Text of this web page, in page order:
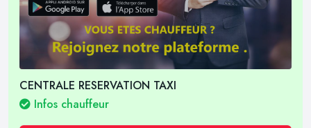
CENTRALE RESERVATION TAXI
Infos chauffeur